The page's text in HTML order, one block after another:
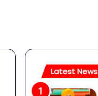
Latest News